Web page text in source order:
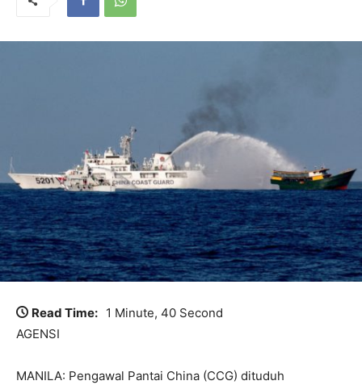
Read Time: 1 Minute, 40 Second
AGENSI
MANILA: Pengawal Pantai China (CCG) dituduh